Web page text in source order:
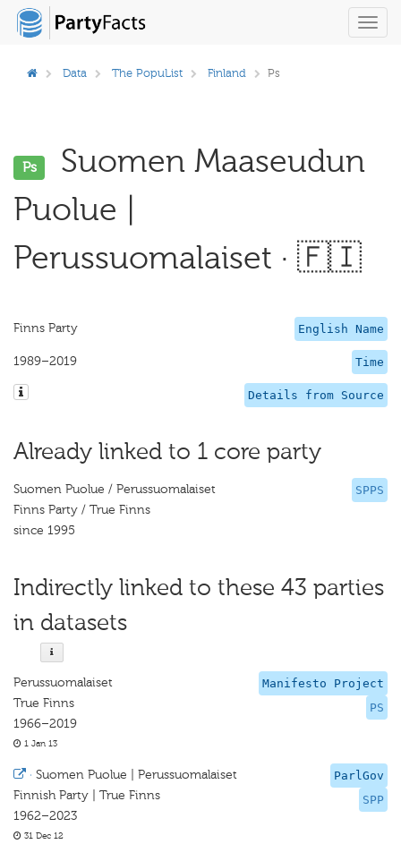
Data The PopuList Finland Ps
Ps
Suomen Maaseudun
Puolue |
Perussuomalaiset · 🇫🇮
English Name
Finns Party
Time
1989–2019
Details from Source
Already linked to 1 core party
SPPS
Suomen Puolue / Perussuomalaiset
Finns Party / True Finns
since 1995
Indirectly linked to these 43 parties
in datasets
Manifesto Project
PS
Perussuomalaiset
True Finns
1966–2019
1 Jan 13
ParlGov
SPP
· Suomen Puolue | Perussuomalaiset
Finnish Party | True Finns
1962–2023
31 Dec 12